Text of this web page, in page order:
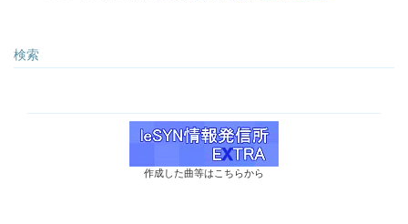
検索
作成した曲等はこちらから